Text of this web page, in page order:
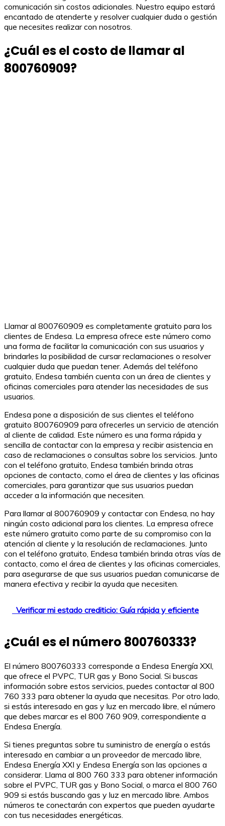
comunicación sin costos adicionales. Nuestro equipo estará
encantado de atenderte y resolver cualquier duda o gestión
que necesites realizar con nosotros.
¿Cuál es el costo de llamar al
800760909?
Llamar al 800760909 es completamente gratuito para los
clientes de Endesa. La empresa ofrece este número como
una forma de facilitar la comunicación con sus usuarios y
brindarles la posibilidad de cursar reclamaciones o resolver
cualquier duda que puedan tener. Además del teléfono
gratuito, Endesa también cuenta con un área de clientes y
oficinas comerciales para atender las necesidades de sus
usuarios.
Endesa pone a disposición de sus clientes el teléfono
gratuito 800760909 para ofrecerles un servicio de atención
al cliente de calidad. Este número es una forma rápida y
sencilla de contactar con la empresa y recibir asistencia en
caso de reclamaciones o consultas sobre los servicios. Junto
con el teléfono gratuito, Endesa también brinda otras
opciones de contacto, como el área de clientes y las oficinas
comerciales, para garantizar que sus usuarios puedan
acceder a la información que necesiten.
Para llamar al 800760909 y contactar con Endesa, no hay
ningún costo adicional para los clientes. La empresa ofrece
este número gratuito como parte de su compromiso con la
atención al cliente y la resolución de reclamaciones. Junto
con el teléfono gratuito, Endesa también brinda otras vías de
contacto, como el área de clientes y las oficinas comerciales,
para asegurarse de que sus usuarios puedan comunicarse de
manera efectiva y recibir la ayuda que necesiten.
Verificar mi estado crediticio: Guía rápida y eficiente
¿Cuál es el número 800760333?
El número 800760333 corresponde a Endesa Energía XXI,
que ofrece el PVPC, TUR gas y Bono Social. Si buscas
información sobre estos servicios, puedes contactar al 800
760 333 para obtener la ayuda que necesitas. Por otro lado,
si estás interesado en gas y luz en mercado libre, el número
que debes marcar es el 800 760 909, correspondiente a
Endesa Energía.
Si tienes preguntas sobre tu suministro de energía o estás
interesado en cambiar a un proveedor de mercado libre,
Endesa Energía XXI y Endesa Energía son las opciones a
considerar. Llama al 800 760 333 para obtener información
sobre el PVPC, TUR gas y Bono Social, o marca el 800 760
909 si estás buscando gas y luz en mercado libre. Ambos
números te conectarán con expertos que pueden ayudarte
con tus necesidades energéticas.